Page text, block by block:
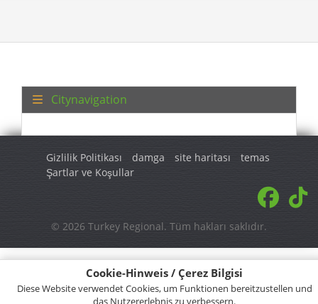
Cookie-Hinweis / Çerez Bilgisi
Diese Website verwendet Cookies, um Funktionen bereitzustellen und
das Nutzererlebnis zu verbessern.
Citynavigation
Gizlilik Politikası damga site haritası
temas
Şartlar ve Koşullar
© 2026 Turkey Regional. Tüm hakları saklıdır.